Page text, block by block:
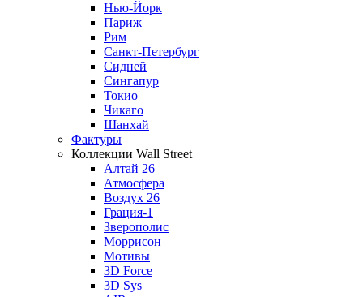
Нью-Йорк
Париж
Рим
Санкт-Петербург
Сидней
Сингапур
Токио
Чикаго
Шанхай
Фактуры
Коллекции Wall Street
Алтай 26
Атмосфера
Воздух 26
Грация-1
Зверополис
Моррисон
Мотивы
3D Force
3D Sys